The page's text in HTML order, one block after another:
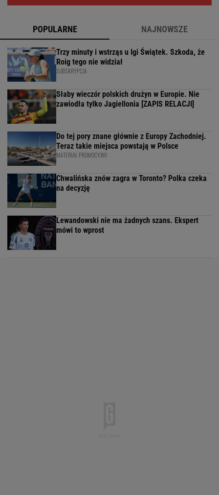
POPULARNE NAJNOWSZE
Trzy minuty i wstrząs u Igi Świątek. Szkoda, że
Roig tego nie widział
SUBSKRYPCJA
Słaby wieczór polskich drużyn w Europie. Nie
zawiodła tylko Jagiellonia [ZAPIS RELACJI]
Do tej pory znane głównie z Europy Zachodniej.
Teraz takie miejsca powstają w Polsce
MATERIAŁ PROMOCYJNY
Chwalińska znów zagra w Toronto? Polka czeka
na decyzję
Lewandowski nie ma żadnych szans. Ekspert
mówi to wprost